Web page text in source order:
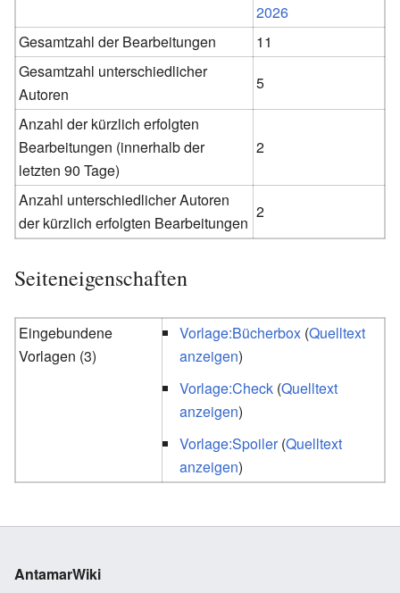
2026
Gesamtzahl der Bearbeitungen
11
Gesamtzahl unterschiedlicher
Autoren
5
Anzahl der kürzlich erfolgten
Bearbeitungen (innerhalb der
letzten 90 Tage)
2
Anzahl unterschiedlicher Autoren
der kürzlich erfolgten Bearbeitungen
2
Seiteneigenschaften
Eingebundene
Vorlagen (3)
Vorlage:Bücherbox (Quelltext
anzeigen)
Vorlage:Check (Quelltext
anzeigen)
Vorlage:Spoiler(Quelltext
anzeigen)
AntamarWiki